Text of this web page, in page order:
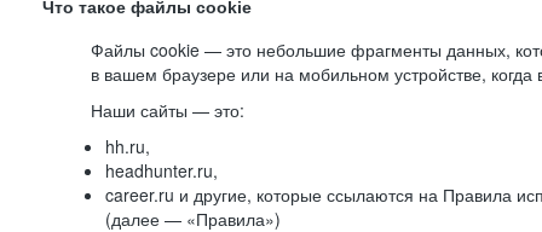
Что такое файлы cookie
Файлы cookie — это небольшие фрагменты данных,
в вашем браузере или на мобильном устройстве,
Наши сайты — это:
hh.ru,
headhunter.ru,
career.ru и другие, которые ссылаются на Правила
(далее — «Правила»)